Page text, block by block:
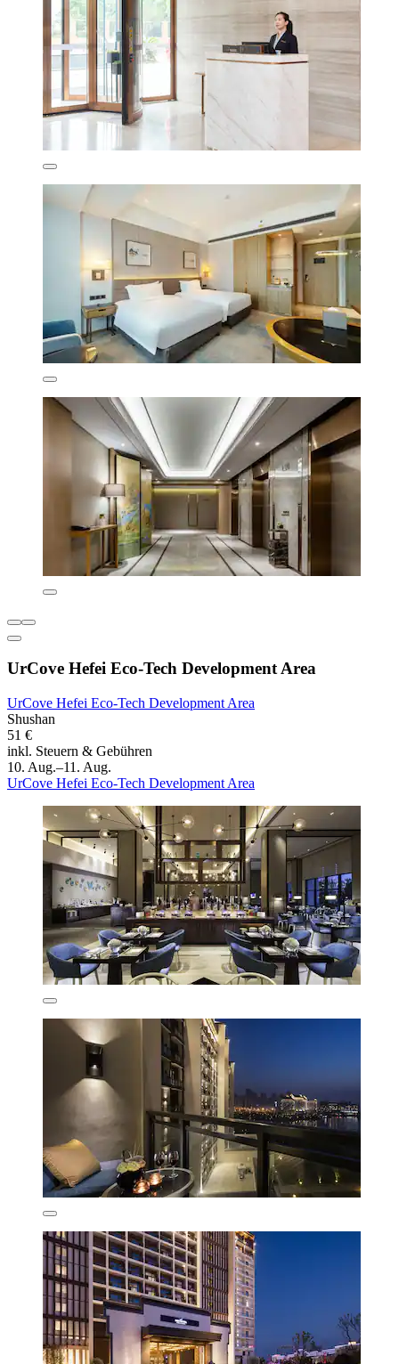
UrCove Hefei Eco-Tech Development Area
UrCove Hefei Eco-Tech Development Area
Shushan
51 €
inkl. Steuern & Gebühren
10. Aug.–11. Aug.
UrCove Hefei Eco-Tech Development Area